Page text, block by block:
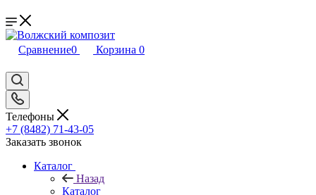
Сравнение0 Корзина 0
Телефоны
+7 (8482) 71-43-05
Заказать звонок
Каталог
Назад
Каталог